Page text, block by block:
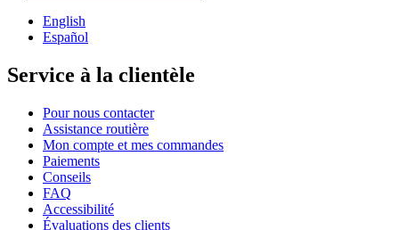
English
Español
Service à la clientèle
Pour nous contacter
Assistance routière
Mon compte et mes commandes
Paiements
Conseils
FAQ
Accessibilité
Évaluations des clients